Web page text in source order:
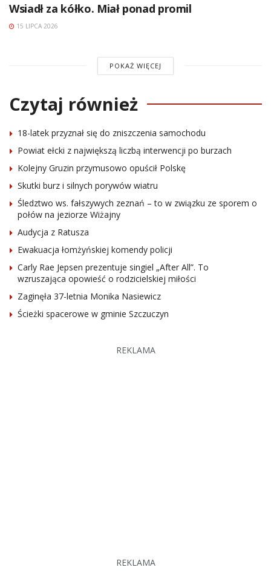
Wsiadł za kółko. Miał ponad promil
15 LIPCA 2026
POKAŻ WIĘCEJ
Czytaj również
18-latek przyznał się do zniszczenia samochodu
Powiat ełcki z największą liczbą interwencji po burzach
Kolejny Gruzin przymusowo opuścił Polskę
Skutki burz i silnych porywów wiatru
Śledztwo ws. fałszywych zeznań – to w związku ze sporem o
połów na jeziorze Wiżajny
Audycja z Ratusza
Ewakuacja łomżyńskiej komendy policji
Carly Rae Jepsen prezentuje singiel „After All”. To
wzruszająca opowieść o rodzicielskiej miłości
Zaginęła 37-letnia Monika Nasiewicz
Ścieżki spacerowe w gminie Szczuczyn
REKLAMA
REKLAMA